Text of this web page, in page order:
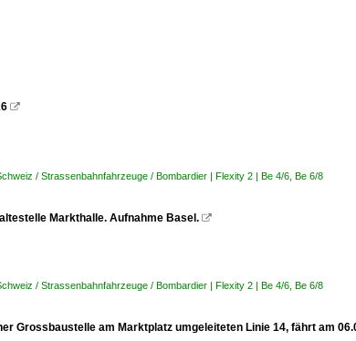

/ Strassenbahnfahrzeuge / Bombardier | Flexity 2 | Be 4/6, Be 6/8
Markthalle. Aufnahme Basel. 
/ Strassenbahnfahrzeuge / Bombardier | Flexity 2 | Be 4/6, Be 6/8
Grossbaustelle am Marktplatz umgeleiteten Linie 14, fährt am